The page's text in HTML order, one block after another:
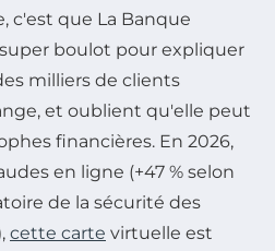
c'est que La Banque
boulot pour expliquer
milliers de clients
et oublient qu'elle peut
financières. En 2026,
en ligne (+47 % selon
de la sécurité des
cette carte virtuelle est